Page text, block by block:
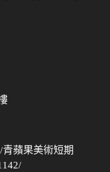
青蘋果美術短期